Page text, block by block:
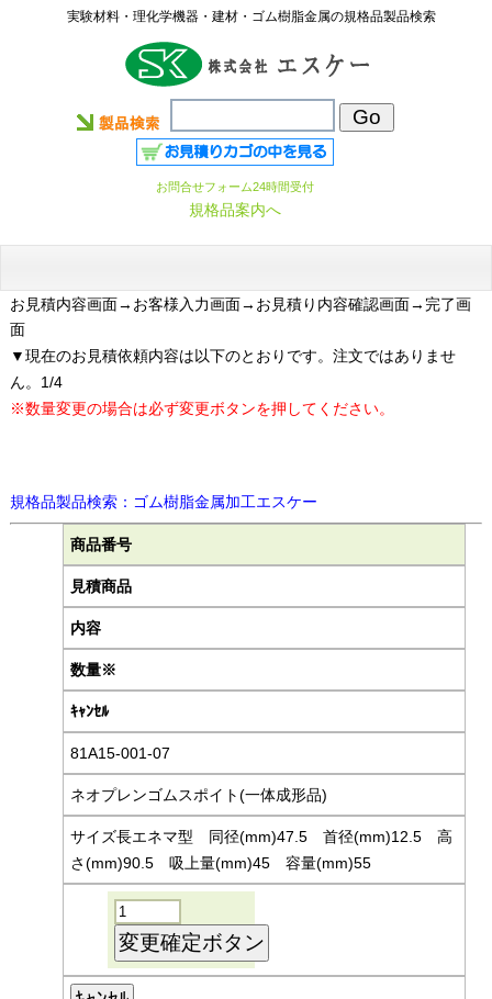
実験材料・理化学機器・建材・ゴム樹脂金属の規格品製品検索
お問合せフォーム24時間受付
規格品案内へ
お見積内容画面→お客様入力画面→お見積り内容確認画面→完了画
面
▼現在のお見積依頼内容は以下のとおりです。注文ではありませ
ん。1/4
※数量変更の場合は必ず変更ボタンを押してください。
規格品製品検索：ゴム樹脂金属加工エスケー
商品番号
見積商品
内容
数量※
ｷｬﾝｾﾙ
81A15-001-07
ネオプレンゴムスポイト(一体成形品)
サイズ長エネマ型 同径(mm)47.5 首径(mm)12.5 高
さ(mm)90.5 吸上量(mm)45 容量(mm)55